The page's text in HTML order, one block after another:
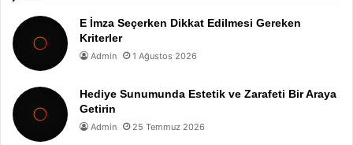
E İmza Seçerken Dikkat Edilmesi Gereken
Kriterler
Admin 1 Ağustos 2026
Hediye Sunumunda Estetik ve Zarafeti Bir Araya
Getirin
Admin 25 Temmuz 2026